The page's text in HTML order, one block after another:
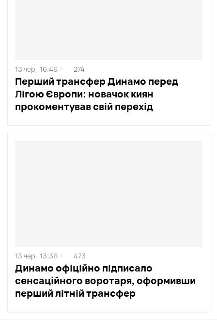
Перший трансфер Динамо перед
Лігою Європи: новачок киян
прокоментував свій перехід
13 чер, 16:46 / 274
Динамо офіційно підписало
сенсаційного воротаря, оформивши
перший літній трансфер
13 чер, 13:36 / 473